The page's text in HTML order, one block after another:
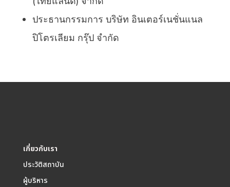
ประธานกรรมการ บริษัท อินเตอร์เนชั่นแนล
ปิโตรเลียม กรุ๊ป จำกัด
เกี่ยวกับเรา
ประวัติสถาบัน
ผู้บริหาร